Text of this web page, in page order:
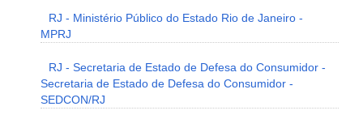
RJ - Ministério Público do Estado Rio de Janeiro -
MPRJ
RJ - Secretaria de Estado de Defesa do Consumidor -
Secretaria de Estado de Defesa do Consumidor -
SEDCON/RJ